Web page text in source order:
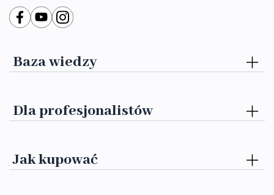
Baza wiedzy
Dla profesjonalistów
Jak kupować